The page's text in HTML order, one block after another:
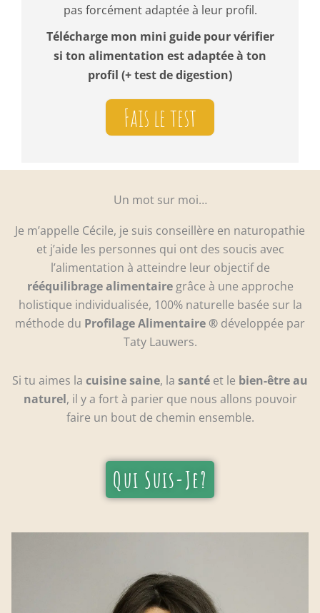
pas forcément adaptée à leur profil.
Télécharge mon mini guide pour vérifier
si ton alimentation est adaptée à ton
profil (+ test de digestion)
Fais le test
Un mot sur moi…
Je m’appelle Cécile, je suis conseillère en naturopathie
et j’aide les personnes qui ont des soucis avec
l’alimentation à atteindre leur objectif de
rééquilibrage alimentairegrâce à une approche
holistique individualisée, 100% naturelle basée sur la
méthode du Profilage Alimentaire ® développée par
Taty Lauwers.
Si tu aimes la cuisine saine, la santé et le bien-être au
naturel, il y a fort à parier que nous allons pouvoir
faire un bout de chemin ensemble.
Qui Suis-Je?